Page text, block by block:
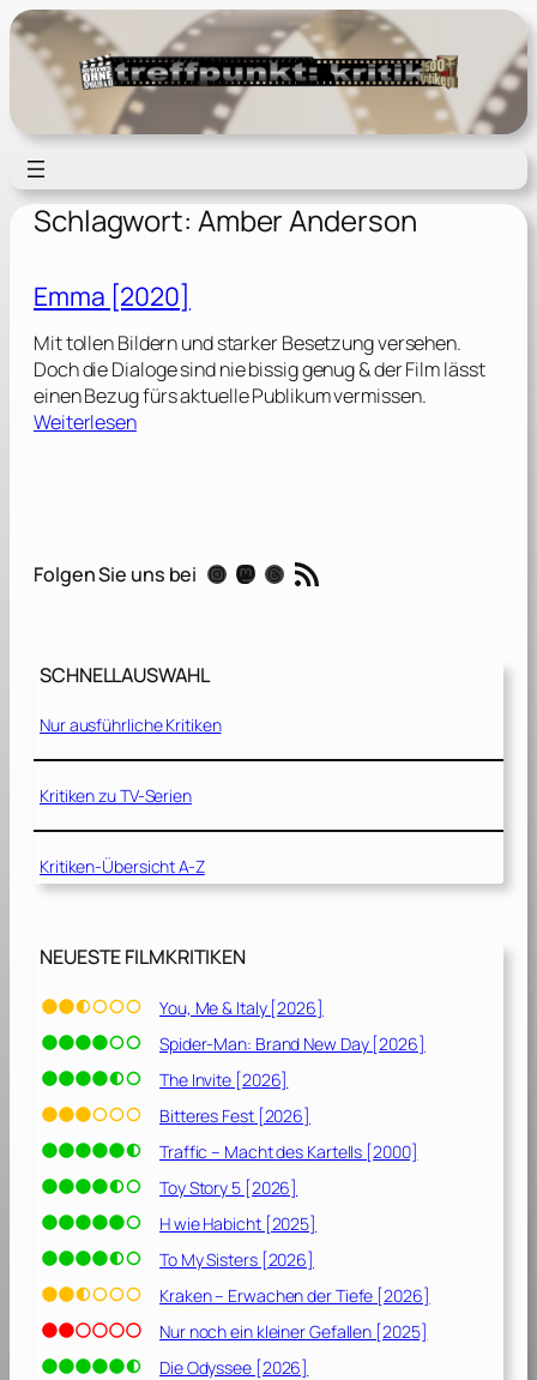
Zum
Inhalt
springen
Schlagwort: Amber Anderson
Emma [2020]
Mit tollen Bildern und starker Besetzung versehen.
Doch die Dialoge sind nie bissig genug & der Film lässt
einen Bezug fürs aktuelle Publikum vermissen.
Weiterlesen:
2
]
Folgen Sie uns bei Instagram Mastodon Threads RSS-Feed
SCHNELLAUSWAHL
Nur ausführliche Kritiken
Kritiken zu TV-Serien
Kritiken-Übersicht A-Z
NEUESTE FILMKRITIKEN
You, Me & Italy [2026]
Spider-Man: Brand New Day [2026]
The Invite [2026]
Bitteres Fest [2026]
Traffic – Macht des Kartells [2000]
Toy Story 5 [2026]
H wie Habicht [2025]
To My Sisters [2026]
Kraken – Erwachen der Tiefe [2026]
Nur noch ein kleiner Gefallen [2025]
Die Odyssee [2026]